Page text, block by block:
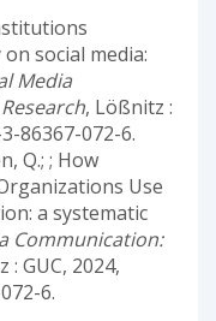
social media:
Media
, Lößnitz :
86367-072-6.
Q.; ; How
Use
a systematic
Communication:
: GUC, 2024,
6.